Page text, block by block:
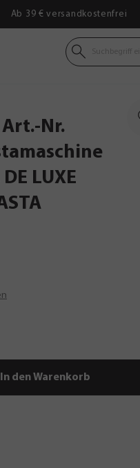
Ab 39 € versandkostenfrei
Suchbegriff
Art.-Nr.
DE LUXE
In den Warenkorb